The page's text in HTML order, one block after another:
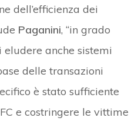
dell’efficienza dei
Paganini, “in grado
anche sistemi
delle transazioni
è stato sufficiente
e costringere le vittime